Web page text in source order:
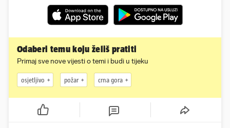
Odaberi temu koju želiš pratiti
Primaj sve nove vijesti o temi i budi u tijeku
osjetljivo požar crna gora